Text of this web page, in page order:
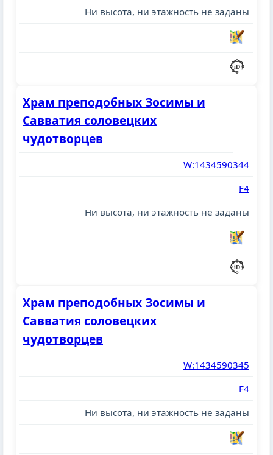
Ни высота, ни этажность не заданы
Храм преподобных Зосимы и
Савватия соловецких
чудотворцев
W:1434590344
F4
Ни высота, ни этажность не заданы
Храм преподобных Зосимы и
Савватия соловецких
чудотворцев
W:1434590345
F4
Ни высота, ни этажность не заданы